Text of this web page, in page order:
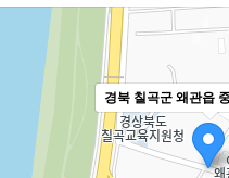
경북 칠곡군 왜관읍